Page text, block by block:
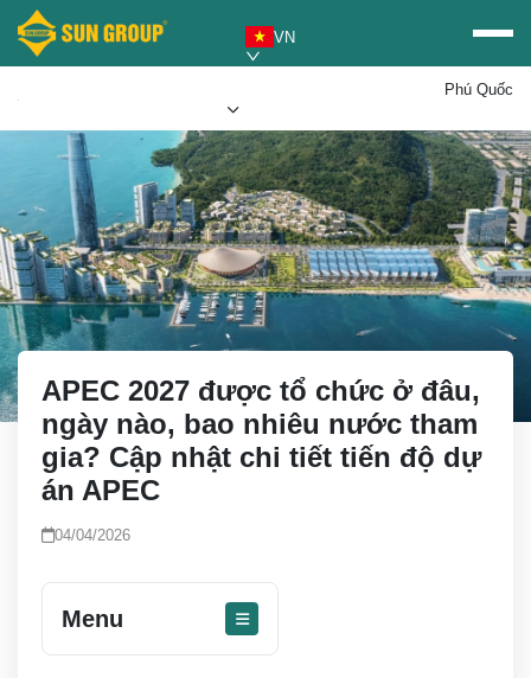
VN
Phú Quốc
Mua vé Sun PhuQuoc
Airways
Ưu đãi Sun World
APEC 2027 được tổ chức ở đâu,
ngày nào, bao nhiêu nước tham
gia? Cập nhật chi tiết tiến độ dự
án APEC
04/04/2026
Menu